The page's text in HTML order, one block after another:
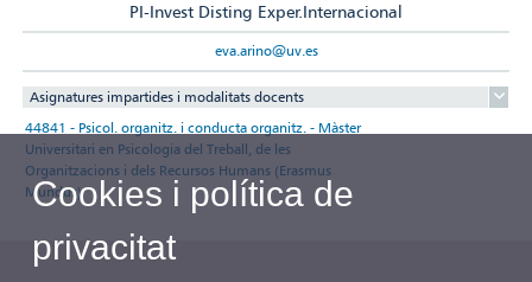
PI-Invest Disting Exper.Internacional
eva.arino@uv.es
Asignatures impartides i modalitats docents
44841 - Psicol. organitz. i conducta organitz. - Màster
Universitari en Psicologia del Treball, de les
Organitzacions i dels Recursos Humans (Erasmus
Mundus)
Cookies i política de
privacitat